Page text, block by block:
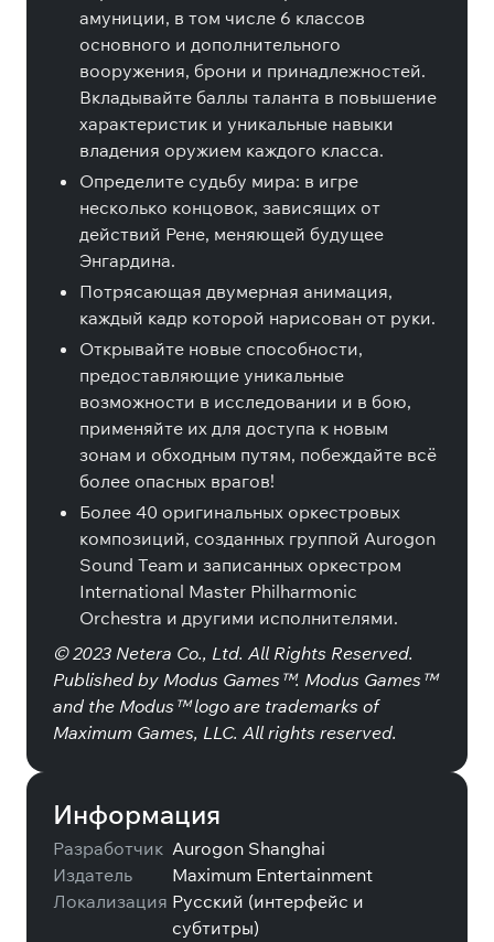
амуниции, в том числе 6 классов
основного и дополнительного
вооружения, брони и принадлежностей.
Вкладывайте баллы таланта в повышение
характеристик и уникальные навыки
владения оружием каждого класса.
Определите судьбу мира: в игре
несколько концовок, зависящих от
действий Рене, меняющей будущее
Энгардина.
Потрясающая двумерная анимация,
каждый кадр которой нарисован от руки.
Открывайте новые способности,
предоставляющие уникальные
возможности в исследовании и в бою,
применяйте их для доступа к новым
зонам и обходным путям, побеждайте всё
более опасных врагов!
Более 40 оригинальных оркестровых
композиций, созданных группой Aurogon
Sound Team и записанных оркестром
International Master Philharmonic
Orchestra и другими исполнителями.
© 2023 Netera Co., Ltd. All Rights Reserved.
Published by Modus Games™. Modus Games™
and the Modus™ logo are trademarks of
Maximum Games, LLC. All rights reserved.
Информация
Разработчик Aurogon Shanghai
Издатель
Maximum Entertainment
Локализация Русский (интерфейс и
субтитры)